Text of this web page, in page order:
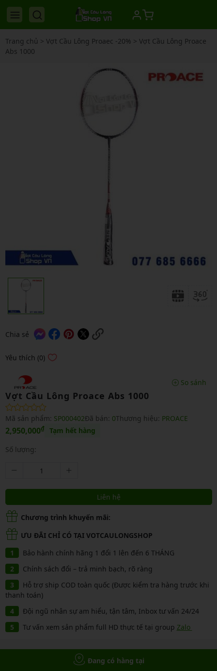
Trang chủ > Vợt Cầu Lông Proaec -20% > Vợt Cầu Lông Proace
Abs 1000
Chia sẻ
Yêu thích (0)
So sánh
Vợt Cầu Lông Proace Abs 1000
Mã sản phẩm: SP000402Đã bán: 0Thương hiệu: PROACE
2,950,000₫ Tạm hết hàng
Số lượng:
Liên hệ
Chương trình khuyến mãi:
ƯU ĐÃI CHỈ CÓ TẠI VOTCAULONGSHOP
Bảo hành chính hãng 1 đổi 1 lên đến 6 THÁNG
Chính sách đổi – trả minh bạch, rõ ràng
Hỗ trợ ship COD toàn quốc (Được kiểm tra hàng trước khi
thanh toán)
Đội ngũ nhân sự am hiểu, tận tâm, Inbox tư vấn 24/24
Tư vấn xem sản phẩm full HD thực tế tại group Zalo
Đang có hàng tại